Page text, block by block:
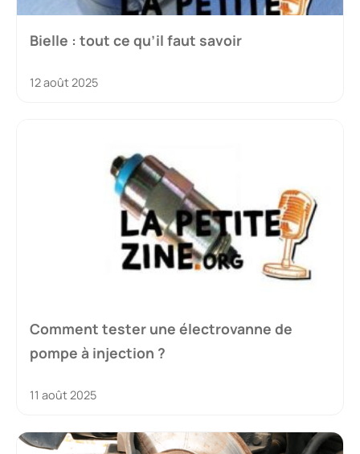
Bielle : tout ce qu’il faut savoir
12 août 2025
Comment tester une électrovanne de
pompe à injection ?
11 août 2025